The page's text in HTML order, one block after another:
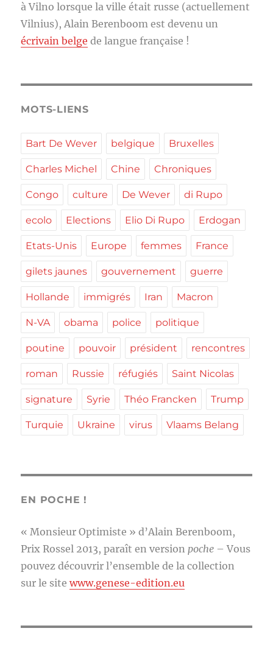
à Vilno lorsque la ville était russe (actuellement
Vilnius), Alain Berenboom est devenu un
écrivain belge de langue française !
MOTS-LIENS
Bart De Wever belgique Bruxelles
Charles Michel Chine Chroniques
Congo culture De Wever di Rupo
ecolo Elections Elio Di Rupo Erdogan
Etats-Unis Europe femmes France
gilets jaunes gouvernement guerre
Hollande immigrés Iran Macron
N-VA obama police politique
poutine pouvoir président rencontres
roman Russie réfugiés Saint Nicolas
signature Syrie Théo Francken Trump
Turquie Ukraine virus Vlaams Belang
EN POCHE !
« Monsieur Optimiste » d’Alain Berenboom,
Prix Rossel 2013, paraît en version poche – Vous
pouvez découvrir l’ensemble de la collection
sur le sitewww.genese-edition.eu